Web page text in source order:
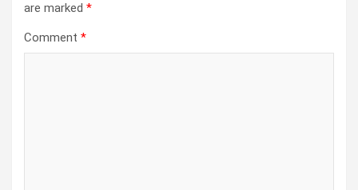
are marked *
Comment *